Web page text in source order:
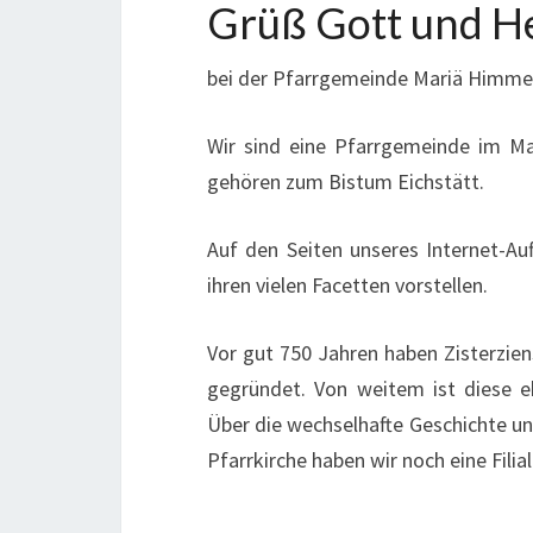
Grüß Gott und
bei der Pfarrgemeinde Mariä
Wir sind eine Pfarrgemeinde im
gehören zum Bistum Eichstätt.
Auf den Seiten unseres Internet-
ihren vielen Facetten vorstellen.
Vor gut 750 Jahren haben
gegründet. Von weitem ist diese
Über die wechselhafte Geschichte
Pfarrkirche haben wir noch eine